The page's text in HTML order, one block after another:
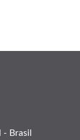
Brasil